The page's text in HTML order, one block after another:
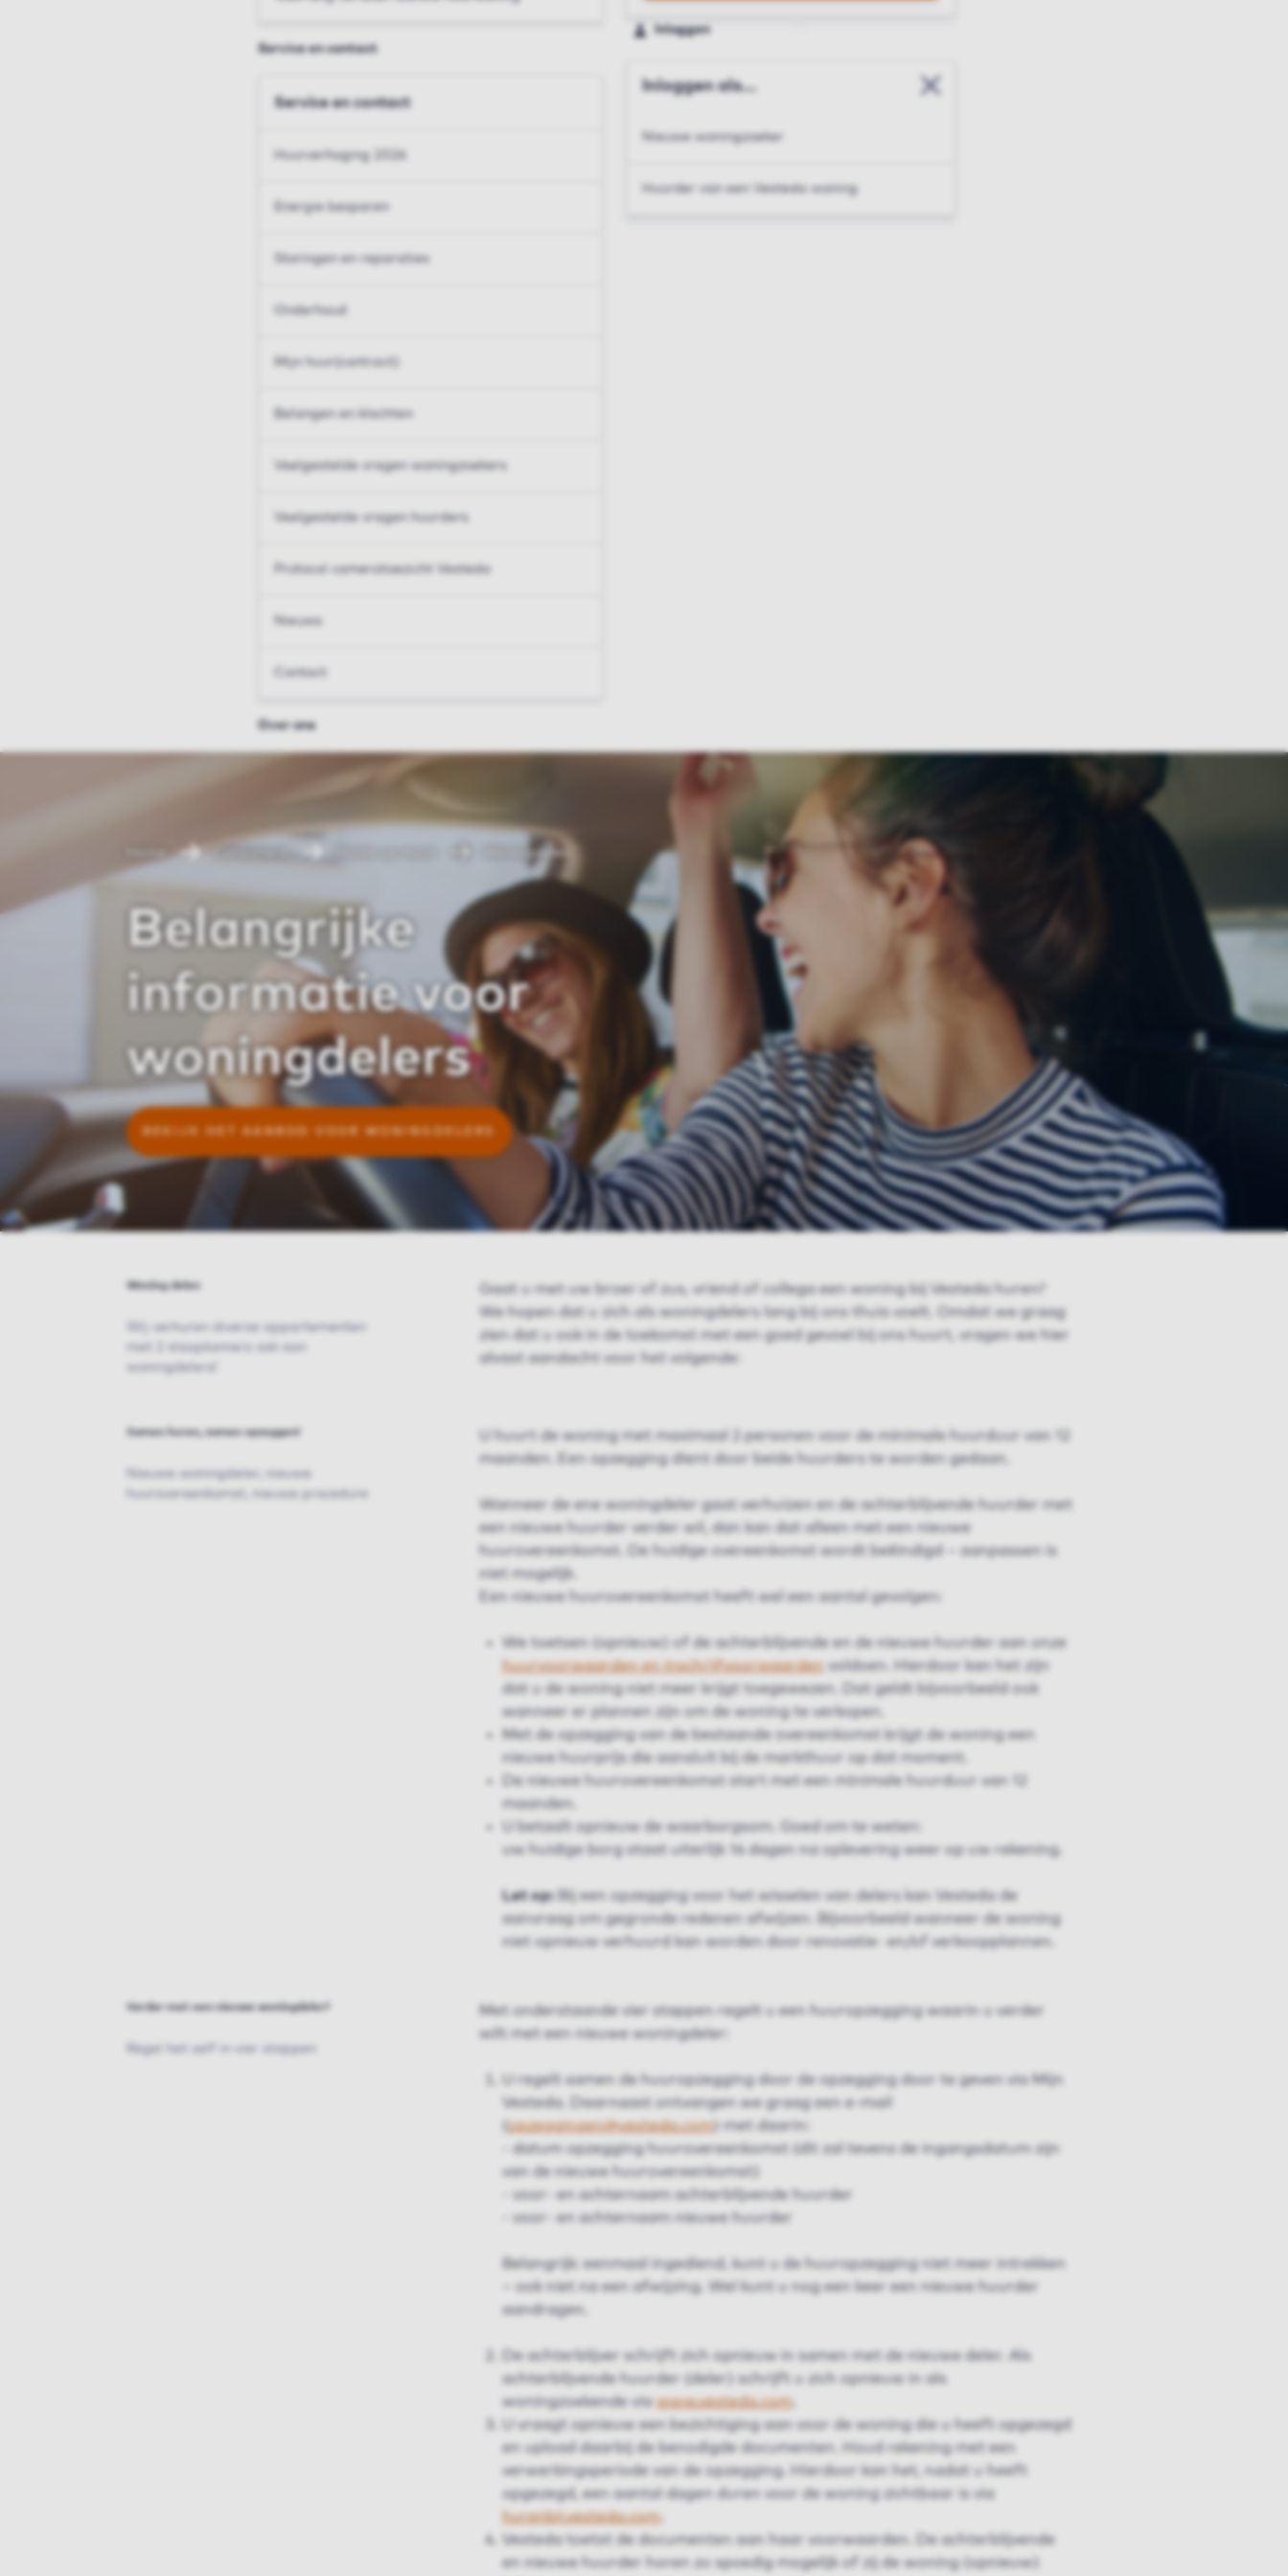
Service en contact
Service en contact
Huurverhoging 2026
Energie besparen
Storingen en reparaties
Onderhoud
Mijn huur(contract)
Belangen en klachten
Veelgestelde vragen woningzoekers
Veelgestelde vragen huurders
Protocol cameratoezicht Vesteda
Nieuws
Contact
Over ons
Inloggen
Inloggen als...
Sluit modal
Nieuwe woningzoeker
Huurder van een Vesteda woning
Woningdelen
Belangrijke
informatie voor
woningdelers
BEKIJK HET AANBOD VOOR WONINGDELERS
Woning delen
woningdelers!
Gaat u met uw broer of zus, vriend of collega een woning bij Vesteda huren?
We hopen dat u zich als woningdelers lang bij ons thuis voelt. Omdat we graag
zien dat u ook in de toekomst met een goed gevoel bij ons huurt, vragen we hier
alvast aandacht voor het volgende:
Samen huren, samen opzeggen!
Nieuwe woningdeler, nieuwe
U huurt de woning met maximaal 2 personen voor de minimale huurduur van 12
maanden. Een opzegging dient door beide huurders te worden gedaan.
Wanneer de ene woningdeler gaat verhuizen en de achterblijvende huurder met
een nieuwe huurder verder wil, dan kan dat alleen met een nieuwe
huurovereenkomst. De huidige overeenkomst wordt beëindigd – aanpassen is
niet mogelijk.
Een nieuwe huurovereenkomst heeft wel een aantal gevolgen:
We toetsen (opnieuw) of de achterblijvende en de nieuwe huurder aan onze
huurvoorwaarden en inschrijfvoorwaarden voldoen. Hierdoor kan het zijn
dat u de woning niet meer krijgt toegewezen. Dat geldt bijvoorbeeld ook
wanneer er plannen zijn om de woning te verkopen.
Met de opzegging van de bestaande overeenkomst krijgt de woning een
nieuwe huurprijs die aansluit bij de markthuur op dat moment.
De nieuwe huurovereenkomst start met een minimale huurduur van 12
maanden.
U betaalt opnieuw de waarborgsom. Goed om te weten:
uw huidige borg staat uiterlijk 14 dagen na oplevering weer op uw rekening.
Let op: Bij een opzegging voor het wisselen van delers kan Vesteda de
aanvraag om gegronde redenen afwijzen. Bijvoorbeeld wanneer de woning
niet opnieuw verhuurd kan worden door renovatie- en/of verkoopplannen.
Verder met een nieuwe woningdeler?
Regel het zelf in vier stappen
Met onderstaande vier stappen regelt u een huuropzegging waarin u verder
wilt met een nieuwe woningdeler:
U regelt samen de huuropzegging door de opzegging door te geven via Mijn
Vesteda. Daarnaast ontvangen we graag een e-mail
(opzeggingen@vesteda.com) met daarin:
- datum opzegging huurovereenkomst (dit zal tevens de ingangsdatum zijn
van de nieuwe huurovereenkomst)
- voor- en achternaam achterblijvende huurder
- voor- en achternaam nieuwe huurder
Belangrijk: eenmaal ingediend, kunt u de huuropzegging niet meer intrekken
– ook niet na een afwijzing. Wel kunt u nog een keer een nieuwe huurder
aandragen.
De achterblijver schrijft zich opnieuw in samen met de nieuwe deler. Als
achterblijvende huurder (deler) schrijft u zich opnieuw in als
woningzoekende viawww.vesteda.com.
U vraagt opnieuw een bezichtiging aan voor de woning die u heeft opgezegd
en upload daarbij de benodigde documenten. Houd rekening met een
verwerkingsperiode van de opzegging. Hierdoor kan het, nadat u heeft
opgezegd, een aantal dagen duren voor de woning zichtbaar is via
hurenbij.vesteda.com.
Vesteda toetst de documenten aan haar voorwaarden. De achterblijvende
en nieuwe huurder horen zo spoedig mogelijk of zij de woning (opnieuw)